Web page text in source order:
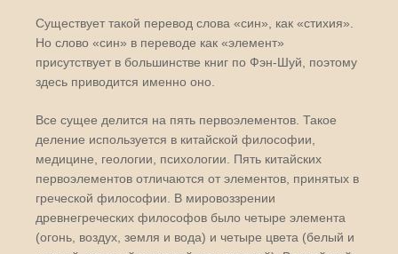
Существует такой перевод слова «син», как «стихия».
Но слово «син» в переводе как «элемент»
присутствует в большинстве книг по Фэн-Шуй, поэтому
здесь приводится именно оно.
Все сущее делится на пять первоэлементов. Такое
деление используется в китайской философии,
медицине, геологии, психологии. Пять китайских
первоэлементов отличаются от элементов, принятых в
греческой философии. В мировоззрении
древнегреческих философов было четыре элемента
(огонь, воздух, земля и вода) и четыре цвета (белый и